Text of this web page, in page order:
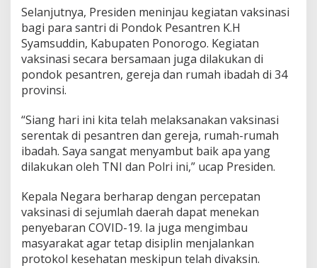
u
k
D
a
p
a
u
n
t
i
k
n
V
a
k
s
i
Selanjutnya, Presiden meninjau kegiatan vaksinasi
bagi para santri di Pondok Pesantren K.H
Syamsuddin, Kabupaten Ponorogo. Kegiatan
vaksinasi secara bersamaan juga dilakukan di
pondok pesantren, gereja dan rumah ibadah di 34
provinsi.
“Siang hari ini kita telah melaksanakan vaksinasi
serentak di pesantren dan gereja, rumah-rumah
ibadah. Saya sangat menyambut baik apa yang
dilakukan oleh TNI dan Polri ini,” ucap Presiden.
Kepala Negara berharap dengan percepatan
vaksinasi di sejumlah daerah dapat menekan
penyebaran COVID-19. Ia juga mengimbau
masyarakat agar tetap disiplin menjalankan
protokol kesehatan meskipun telah divaksin.